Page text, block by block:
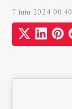
7 juin 2024 00:40